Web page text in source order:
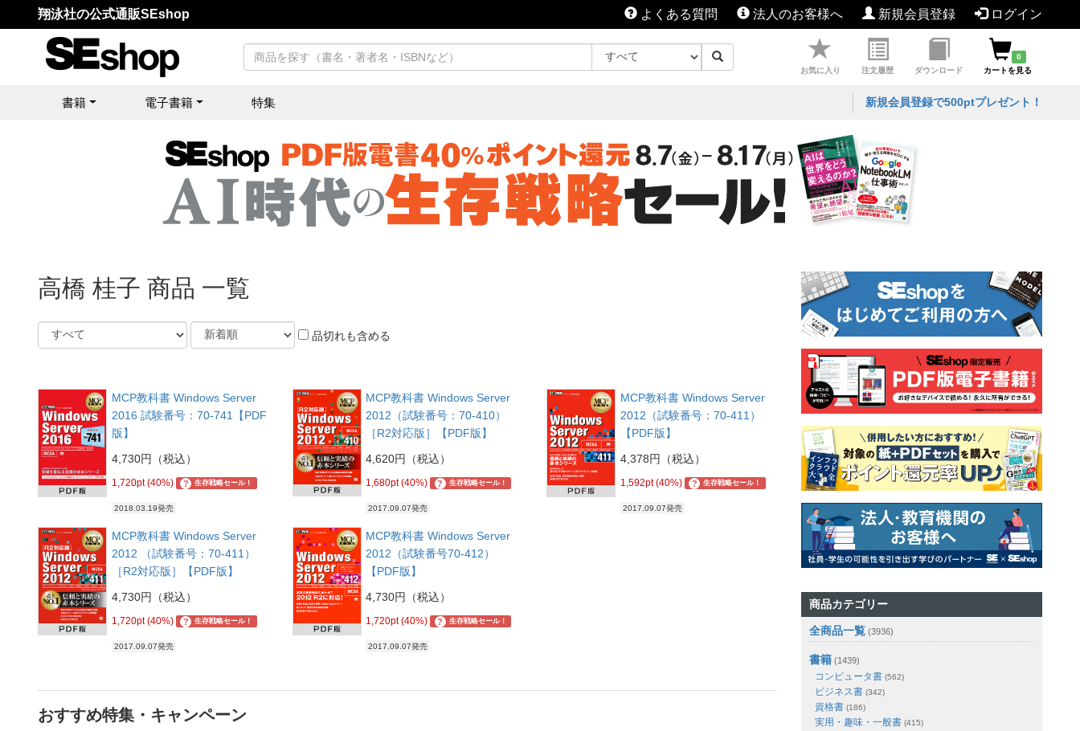
翔泳社の公式通販SEshop よくある質問 法人のお客様へ 新規会員登録 ログイン
お気に入り 注文履歴 ダウンロード
0
カートを見る
書籍 電子書籍 特集 新規会員登録で500ptプレゼント！
高橋 桂子 商品 一覧
品切れも含める
MCP教科書 Windows Server
2016 試験番号：70-741【PDF
版】
4,730円（税込）
1,720pt (40%) ? 生存戦略セール！
2018.03.19発売
MCP教科書 Windows Server
2012（試験番号：70-410）
［R2対応版］【PDF版】
4,620円（税込）
1,680pt (40%) ? 生存戦略セール！
2017.09.07発売
MCP教科書 Windows Server
2012（試験番号：70-411）
【PDF版】
4,378円（税込）
1,592pt (40%) ? 生存戦略セール！
2017.09.07発売
MCP教科書 Windows Server
2012 （試験番号：70-411）
［R2対応版］【PDF版】
4,730円（税込）
1,720pt (40%) ? 生存戦略セール！
2017.09.07発売
MCP教科書 Windows Server
2012（試験番号70-412）
【PDF版】
4,730円（税込）
1,720pt (40%) ? 生存戦略セール！
2017.09.07発売
おすすめ特集・キャンペーン
商品カテゴリー
全商品一覧 (3936)
書籍 (1439)
コンピュータ書 (562)
ビジネス書 (342)
資格書 (186)
実用・趣味・一般書 (415)